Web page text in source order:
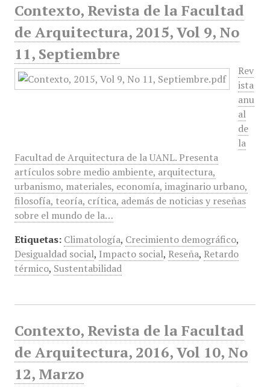
Contexto, Revista de la Facultad
de Arquitectura, 2015, Vol 9, No
11, Septiembre
Rev
ista
anu
al
de
la
Facultad de Arquitectura de la UANL. Presenta
artículos sobre medio ambiente, arquitectura,
urbanismo, materiales, economía, imaginario urbano,
filosofía, teoría, crítica, además de noticias y reseñas
sobre el mundo de la…
Etiquetas: Climatología, Crecimiento demográfico,
Desigualdad social, Impacto social, Reseña, Retardo
térmico, Sustentabilidad
Contexto, Revista de la Facultad
de Arquitectura, 2016, Vol 10, No
12, Marzo